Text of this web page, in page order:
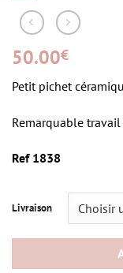
50.00€
Petit pichet
Remarquable travail
Ref 1838
Livraison